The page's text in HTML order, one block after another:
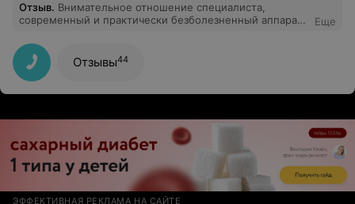
Отзыв. Внимательное отношение специалиста,
современный и практически безболезненный аппарат
Еще
Отзывы44
ЭФФЕКТИВНАЯ РЕКЛАМА НА САЙТЕ